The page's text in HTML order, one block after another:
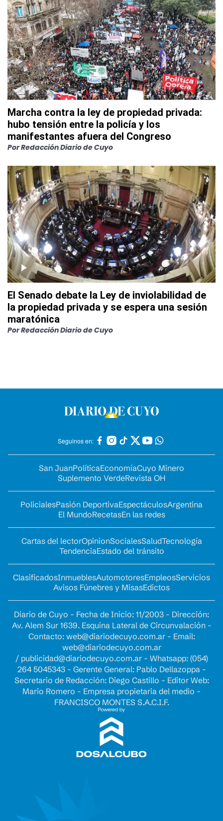
Marcha contra la ley de propiedad privada:
hubo tensión entre la policía y los
manifestantes afuera del Congreso
PorRedacción Diario de Cuyo
El Senado debate la Ley de inviolabilidad de
la propiedad privada y se espera una sesión
maratónica
PorRedacción Diario de Cuyo
Seguinos en:
San JuanPolíticaEconomíaCuyo Minero
Suplemento VerdeRevista OH
PolicialesPasión DeportivaEspectáculosArgentina
El MundoRecetasEn las redes
Cartas del lectorOpinionSocialesSaludTecnología
TendenciaEstado del tránsito
ClasificadosInmueblesAutomotoresEmpleosServicios
Avisos Fúnebres y MisasEdictos
Diario de Cuyo - Fecha de Inicio: 11/2003 - Dirección:
Av. Alem Sur 1639. Esquina Lateral de Circunvalación -
Contacto: web@diariodecuyo.com.ar- Email:
web@diariodecuyo.com.ar
/ publicidad@diariodecuyo.com.ar- Whatsapp: (054)
264 5045343 - Gerente General: Pablo Dellazoppa -
Secretario de Redacción: Diego Castillo - Editor Web:
Mario Romero - Empresa propietaria del medio -
FRANCISCO MONTES S.A.C.I.F.